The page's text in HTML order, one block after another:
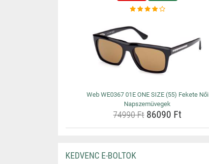
Web WE0367 01E ONE SIZE (55) Fekete Női
Napszemüvegek
74990 Ft86090 Ft
KEDVENC E-BOLTOK